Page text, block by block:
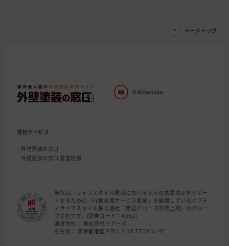
ページトップ
当社サービス
外壁塗装の窓口
外壁塗装の窓口 運営店舗
当社は、ライフスタイル領域における人々の意思決定をサポー
トするための「行動支援サービス事業」を展開しているニフテ
ィライフスタイル株式会社（東証グロース市場上場）のグルー
プ会社です。(証券コード：4262)
運営会社： 株式会社ドアーズ
所在地： 東京都港区三田1-2-18 TTDビル 4F